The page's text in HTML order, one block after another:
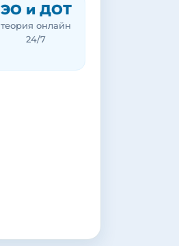
ЭО и ДОТ
теория онлайн
24/7